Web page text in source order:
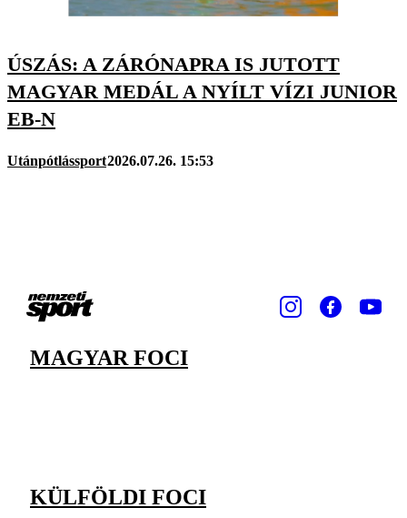
ÚSZÁS: A ZÁRÓNAPRA IS JUTOTT
MAGYAR MEDÁL A NYÍLT VÍZI JUNIOR
EB-N
Utánpótlássport2026.07.26. 15:53
MAGYAR FOCI
KÜLFÖLDI FOCI